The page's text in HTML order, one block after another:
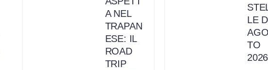
A NEL
TRAPAN
ESE: IL
ROAD
TRIP
LE
TO
2026